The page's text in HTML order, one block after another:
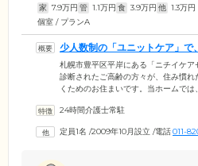
家 7.9万円 管 1.1万円 食 3.9万円 他 1.3万円
個室 / プランA
少人数制の「ユニットケア」で
活をお届けします
札幌市豊平区平岸にある「ニチイケ
診断されたご高齢の方々が、住み慣
くためのお住まいです。当ホームで
トケア」を実施。少人数制のため、ス
かい雰囲気のなか、みなさまにはでき
24時間介護士常駐
定員1名 /2009年10月設立 /電話011-